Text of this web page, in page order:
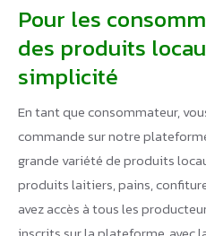
Pour les
des produits
simplicité
En tant que consommateur,
commande sur notre
grande variété de produits
produits laitiers, pains,
avez accès à tous les